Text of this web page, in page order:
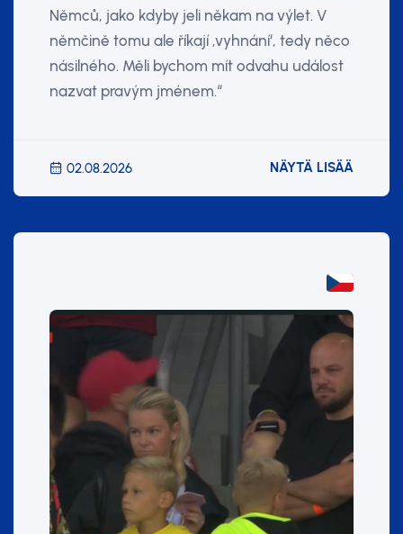
Němců, jako kdyby jeli někam na výlet. V
němčině tomu ale říkají ‚vyhnání‘, tedy něco
násilného. Měli bychom mít odvahu událost
nazvat pravým jménem.“
02.08.2026 NÄYTÄ LISÄÄ